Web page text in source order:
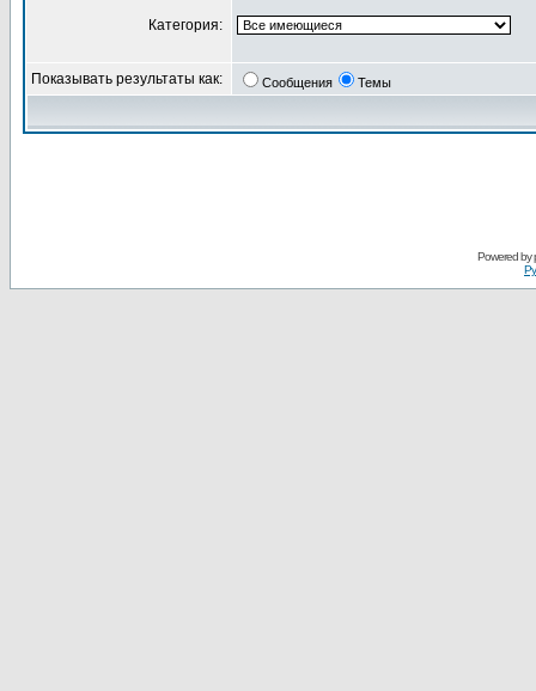
Категория:
Показывать результаты как: Сообщения Темы
Powered by